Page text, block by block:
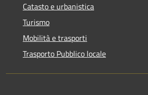
Catasto e urbanistica
Turismo
Mobilità e trasporti
Trasporto Pubblico locale